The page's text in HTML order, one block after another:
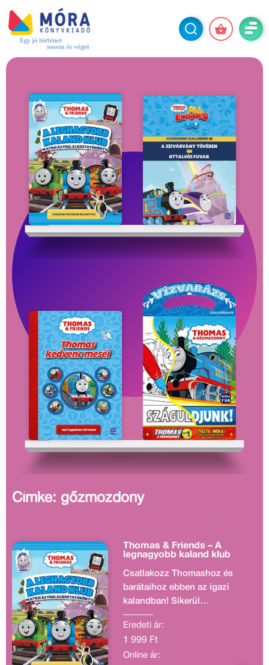
Címke: gőzmozdony
Thomas & Friends – A
legnagyobb kaland klub
Csatlakozz Thomashoz és
barátaihoz ebben az igazi
kalandban! Sikerül
megtalálnotok a
Kristálybarlangot?
Eredeti ár:
1 999 Ft
Online ár: